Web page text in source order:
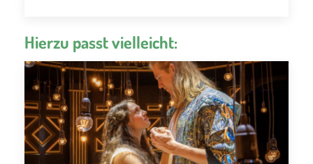
Hierzu passt vielleicht: